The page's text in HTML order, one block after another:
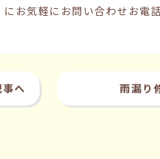
お気軽にお問い合わせお電
事へ 雨漏り